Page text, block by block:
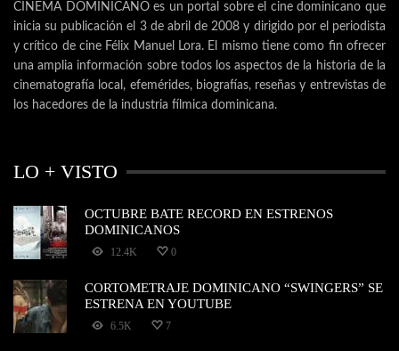
CINEMA DOMINICANO es un portal sobre el cine dominicano que
inicia su publicación el 3 de abril de 2008 y dirigido por el periodista
y crítico de cine Félix Manuel Lora. El mismo tiene como fin ofrecer
una amplia información sobre todos los aspectos de la historia de la
cinematografía local, efemérides, biografías, reseñas y entrevistas de
los hacedores de la industria fílmica dominicana.
LO + VISTO
OCTUBRE BATE RECORD EN ESTRENOS
DOMINICANOS
12.4K 0
CORTOMETRAJE DOMINICANO “SWINGERS” SE
ESTRENA EN YOUTUBE
6.5K 7